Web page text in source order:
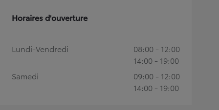
Horaires d'ouverture
Lundi-Vendredi
08:00 - 12:00
14:00 - 19:00
Samedi
09:00 - 12:00
14:00 - 19:00